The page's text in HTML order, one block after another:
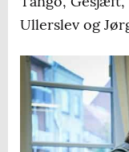
Ullerslev og